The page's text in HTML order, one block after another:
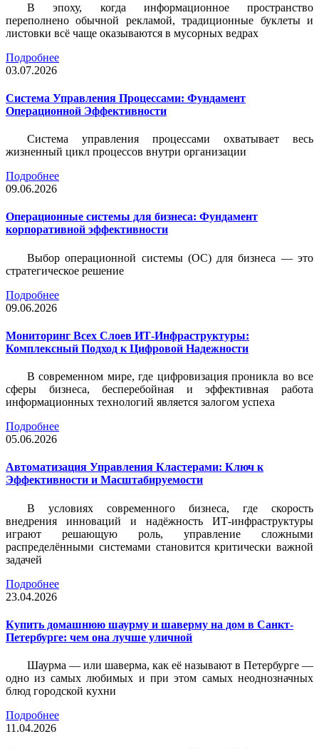
В эпоху, когда информационное пространство
переполнено обычной рекламой, традиционные буклеты и
листовки всё чаще оказываются в мусорных ведрах
Подробнее
03.07.2026
Система Управления Процессами: Фундамент
Операционной Эффективности
Система управления процессами охватывает весь
жизненный цикл процессов внутри организации
Подробнее
09.06.2026
Операционные системы для бизнеса: Фундамент
корпоративной эффективности
Выбор операционной системы (ОС) для бизнеса — это
стратегическое решение
Подробнее
09.06.2026
Мониторинг Всех Слоев ИТ-Инфраструктуры:
Комплексный Подход к Цифровой Надежности
В современном мире, где цифровизация проникла во все
сферы бизнеса, бесперебойная и эффективная работа
информационных технологий является залогом успеха
Подробнее
05.06.2026
Автоматизация Управления Кластерами: Ключ к
Эффективности и Масштабируемости
В условиях современного бизнеса, где скорость
внедрения инноваций и надёжность ИТ-инфраструктуры
играют решающую роль, управление сложными
распределёнными системами становится критически важной
задачей
Подробнее
23.04.2026
Купить домашнюю шаурму и шаверму на дом в Санкт-
Петербурге: чем она лучше уличной
Шаурма — или шаверма, как её называют в Петербурге —
одно из самых любимых и при этом самых неоднозначных
блюд городской кухни
Подробнее
11.04.2026